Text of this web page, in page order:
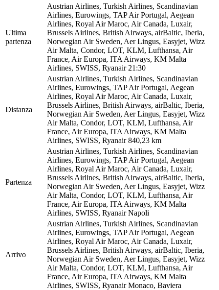
Ultima
partenza
Austrian Airlines, Turkish Airlines, Scandinavian
Airlines, Eurowings, TAP Air Portugal, Aegean
Airlines, Royal Air Maroc, Air Canada, Luxair,
Brussels Airlines, British Airways, airBaltic, Iberia,
Norwegian Air Sweden, Aer Lingus, Easyjet, Wizz
Air Malta, Condor, LOT, KLM, Lufthansa, Air
France, Air Europa, ITA Airways, KM Malta
Airlines, SWISS, Ryanair 21:30
Distanza
Austrian Airlines, Turkish Airlines, Scandinavian
Airlines, Eurowings, TAP Air Portugal, Aegean
Airlines, Royal Air Maroc, Air Canada, Luxair,
Brussels Airlines, British Airways, airBaltic, Iberia,
Norwegian Air Sweden, Aer Lingus, Easyjet, Wizz
Air Malta, Condor, LOT, KLM, Lufthansa, Air
France, Air Europa, ITA Airways, KM Malta
Airlines, SWISS, Ryanair 840,23 km
Partenza
Austrian Airlines, Turkish Airlines, Scandinavian
Airlines, Eurowings, TAP Air Portugal, Aegean
Airlines, Royal Air Maroc, Air Canada, Luxair,
Brussels Airlines, British Airways, airBaltic, Iberia,
Norwegian Air Sweden, Aer Lingus, Easyjet, Wizz
Air Malta, Condor, LOT, KLM, Lufthansa, Air
France, Air Europa, ITA Airways, KM Malta
Airlines, SWISS, Ryanair Napoli
Arrivo
Austrian Airlines, Turkish Airlines, Scandinavian
Airlines, Eurowings, TAP Air Portugal, Aegean
Airlines, Royal Air Maroc, Air Canada, Luxair,
Brussels Airlines, British Airways, airBaltic, Iberia,
Norwegian Air Sweden, Aer Lingus, Easyjet, Wizz
Air Malta, Condor, LOT, KLM, Lufthansa, Air
France, Air Europa, ITA Airways, KM Malta
Airlines, SWISS, Ryanair Monaco, Baviera